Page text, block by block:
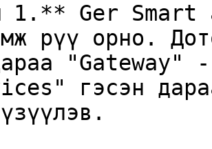
1.** Ger Smart
рүү орно.
гэсэн